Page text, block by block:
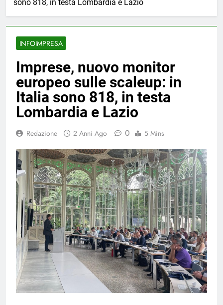
sono 818, in testa Lombardia e Lazio
INFOIMPRESA
Imprese, nuovo monitor
europeo sulle scaleup: in
Italia sono 818, in testa
Lombardia e Lazio
Redazione 2 Anni Ago 0 5 Mins